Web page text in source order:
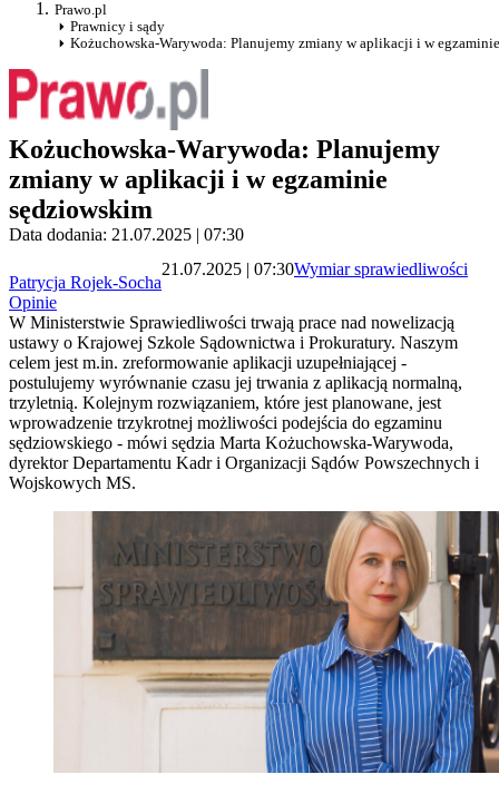
Prawo.pl
Prawnicy i sądy
Kożuchowska-Warywoda: Planujemy zmiany w aplikacji i w
Kożuchowska-Warywoda: Planujemy
zmiany w aplikacji i w egzaminie
sędziowskim
Data dodania: 21.07.2025 | 07:30
Patrycja Rojek-Socha
21.07.2025 | 07:30Wymiar sprawiedliwości
Opinie
W Ministerstwie Sprawiedliwości trwają prace nad nowelizacją
ustawy o Krajowej Szkole Sądownictwa i Prokuratury. Naszym
celem jest m.in. zreformowanie aplikacji uzupełniającej -
postulujemy wyrównanie czasu jej trwania z aplikacją normalną,
trzyletnią. Kolejnym rozwiązaniem, które jest planowane, jest
wprowadzenie trzykrotnej możliwości podejścia do egzaminu
sędziowskiego - mówi sędzia Marta Kożuchowska-Warywoda,
dyrektor Departamentu Kadr i Organizacji Sądów Powszechnych i
Wojskowych MS.